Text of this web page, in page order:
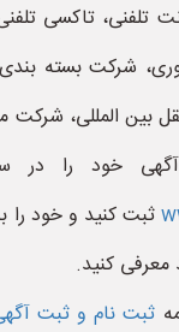
تلفنی، تاکسی
شرکت بسته
بین المللی،
آگهی خود را
ثبت کنید و خود را
معرفی کنید.
ثبت نام و ثبت